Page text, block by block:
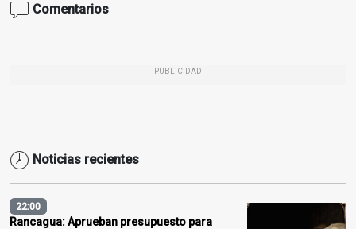
Comentarios
PUBLICIDAD
Noticias recientes
22:00
Rancagua: Aprueban presupuesto para